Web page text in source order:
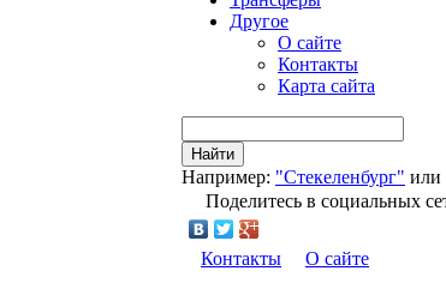
Другое
О сайте
Контакты
Карта сайта
Найти
Например: "Стекеленбург" или
Поделитесь в социальных
Контакты О сайте